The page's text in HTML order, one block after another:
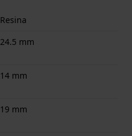
Resina
24.5 mm
14 mm
19 mm